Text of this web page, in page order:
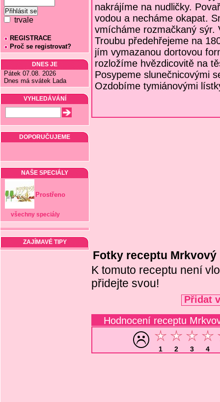
trvale
REGISTRACE
Proč se registrovat?
DNES JE
Pátek 07.08. 2026
Dnes má svátek Lada
VYHLEDÁVÁNÍ
DOPORUČUJEME
NAŠE SPECIÁLY
Prostřeno
všechny speciály
ZAJÍMAVÉ TIPY
nakrájíme na nudličky.
vodou a necháme okapat.
vmícháme roz­mačkaný
Troubu předehřejeme na
jím vymazanou dortovou
rozložíme hvězdicovitě na
Posypeme slunečnicovými
Ozdobíme tymiánovými
Fotky receptu
K tomuto receptu není
přidejte svou!
Přidat
Hodnocení receptu
1 2 3 4